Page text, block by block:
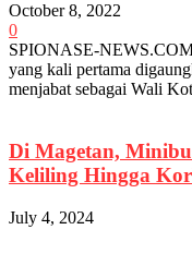
October 8, 2022
0
SPIONASE-
yang kali pertama
menjabat sebagai Wali
Di Magetan,
Keliling Hingga
July 4, 2024